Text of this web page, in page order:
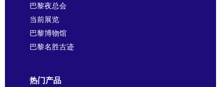
巴黎夜总会
当前展览
巴黎博物馆
巴黎名胜古迹
热门产品